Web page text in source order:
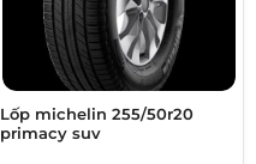
Lốp michelin 255/50r20
primacy suv